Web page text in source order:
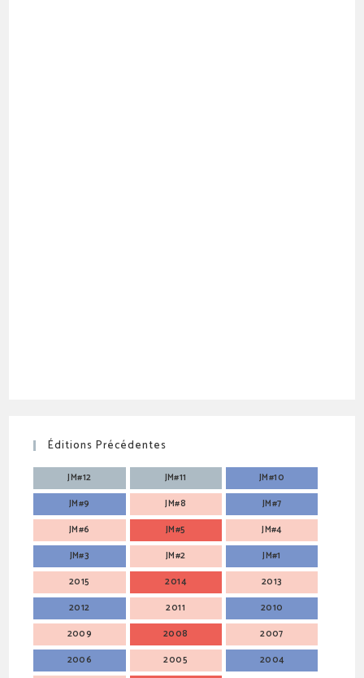
Éditions Précédentes
JM#12 JM#11
JM#10
JM#9
JM#8
JM#7
JM#6
JM#5
JM#4
JM#3
JM#2
JM#1
2015
2014
2013
2012
2011
2010
2009
2008
2007
2006
2005
2004